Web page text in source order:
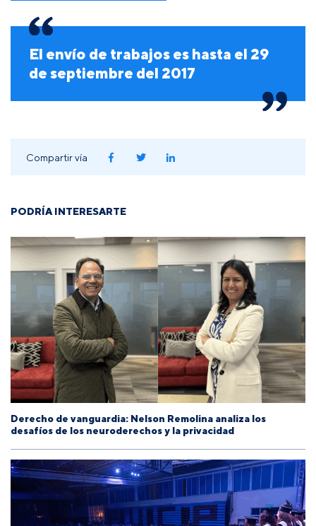
El envío de trabajos es hasta el 29
de septiembre del 2017
Compartir vía
PODRÍA INTERESARTE
Derecho de vanguardia: Nelson Remolina analiza los
desafíos de los neuroderechos y la privacidad